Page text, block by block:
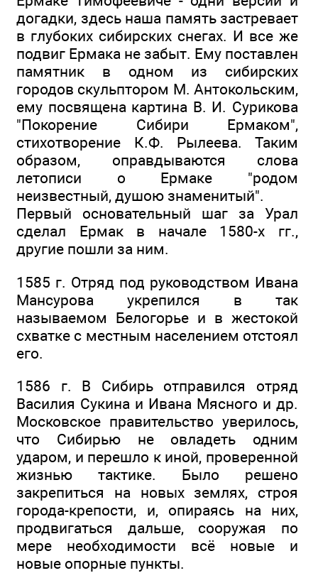
догадки, здесь наша память застревает
в глубоких сибирских снегах. И все же
подвиг Ермака не забыт. Ему поставлен
памятник в одном из сибирских
городов скульптором М. Антокольским,
ему посвящена картина В. И. Сурикова
"Покорение Сибири Ермаком",
стихотворение К.Ф. Рылеева. Таким
образом, оправдываются слова
летописи о Ермаке "родом
неизвестный, душою знаменитый".
Первый основательный шаг за Урал
сделал Ермак в начале 1580-х гг.,
другие пошли за ним.
1585 г. Отряд под руководством Ивана
Мансурова укрепился в так
называемом Белогорье и в жестокой
схватке с местным населением отстоял
его.
1586 г. В Сибирь отправился отряд
Василия Сукина и Ивана Мясного и др.
Московское правительство уверилось,
что Сибирью не овладеть одним
ударом, и перешло к иной, проверенной
жизнью тактике. Было решено
закрепиться на новых землях, строя
города-крепости, и, опираясь на них,
продвигаться дальше, сооружая по
мере необходимости всё новые и
новые опорные пункты.